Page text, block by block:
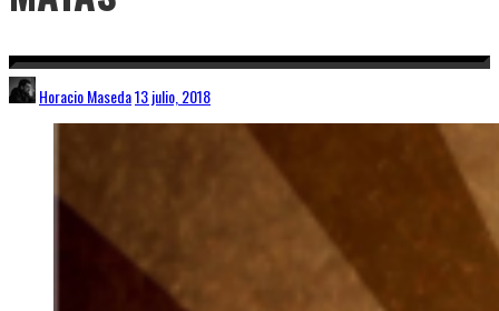
Horacio Maseda13 julio, 2018